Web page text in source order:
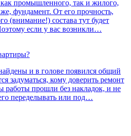
промышленного, так и жилого,
фундамент. От его прочность,
(внимание!) состава тут будет
если у вас возникли…
и в голове появился общий
задуматься, кому доверить ремонт
работы прошли без накладок, и не
переделывать или под…